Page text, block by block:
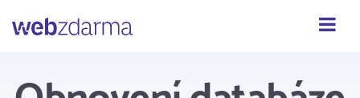
Webzdarma